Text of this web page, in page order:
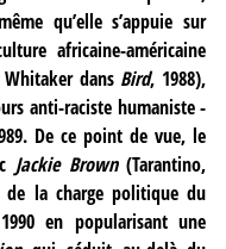
qu’elle s’appuie sur
africaine-américaine
dans Bird, 1988),
anti-raciste humaniste -
De ce point de vue, le
Jackie Brown(Tarantino,
de la charge politique du
en popularisant une